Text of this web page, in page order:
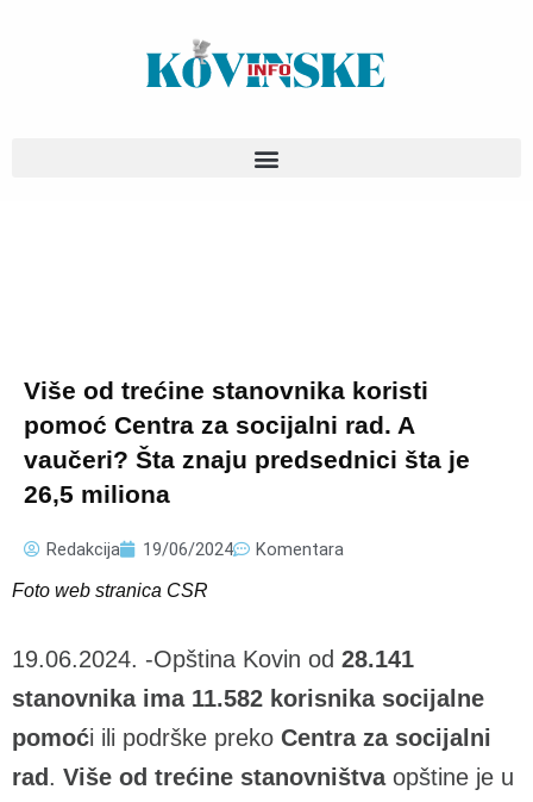
Više od trećine stanovnika koristi
pomoć Centra za socijalni rad. A
vaučeri? Šta znaju predsednici šta je
26,5 miliona
Redakcija 19/06/2024 Komentara
Foto web stranica CSR
19.06.2024. -Opština Kovin od 28.141
stanovnika ima 11.582 korisnika socijalne
pomoći ili podrške preko Centra za socijalni
rad . Više od trećine stanovništvaopštine je u